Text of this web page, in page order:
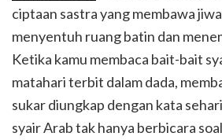
ciptaan sastra yang membawa
menyentuh ruang batin dan
Ketika kamu membaca bait-bait
matahari terbit dalam dada,
sukar diungkap dengan kata
syair Arab tak hanya berbicara